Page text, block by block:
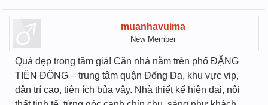
muanhavuima
New Member
Quá đẹp trong tầm giá! Căn nhà nằm trên phố ĐẶNG
TIẾN ĐÔNG – trung tâm quận Đống Đa, khu vực vip,
dân trí cao, tiện ích bủa vây. Nhà thiết kế hiện đại, nội